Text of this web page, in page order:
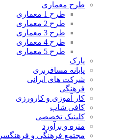
طرح معماری
طرح 1 معماری
طرح 2 معماری
طرح 3 معماری
طرح 4 معماری
طرح 5 معماری
پارک
پایانه مسافربری
شرکت های ایرانی
فرهنگی
کار آموزی و کارورزی
کافی شاپ
کلینیک تخصصی
متره و برآورد
مجتمع فرهنگی و فرهنگسرا